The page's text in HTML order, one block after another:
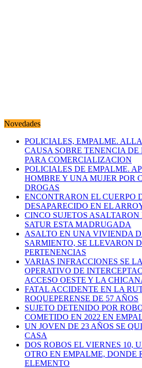
Novedades
POLICIALES, EMPALME.
CAUSA SOBRE TENENCIA DE
PARA COMERCIALIZACION
POLICIALES DE EMPALME.
HOMBRE Y UNA MUJER POR
DROGAS
ENCONTRARON EL CUERPO
DESAPARECIDO EN EL
CINCO SUJETOS
SATUR ESTA MADRUGADA
ASALTO EN UNA VIVIENDA
SARMIENTO, SE LLEVARON
PERTENENCIAS
VARIAS INFRACCIONES SE
OPERATIVO DE
ACCESO OESTE Y LA
FATAL ACCIDENTE EN LA
ROQUEPERENSE DE 57 AÑOS
SUJETO DETENIDO POR
COMETIDO EN 2022 EN
UN JOVEN DE 23 AÑOS SE
CASA
DOS ROBOS EL VIERNES 10,
OTRO EN EMPALME, DONDE
ELEMENTO